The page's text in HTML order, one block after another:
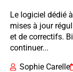
Le logiciel dédié
mises à jour
et de correctifs.
continuer...
Sophie Carelle